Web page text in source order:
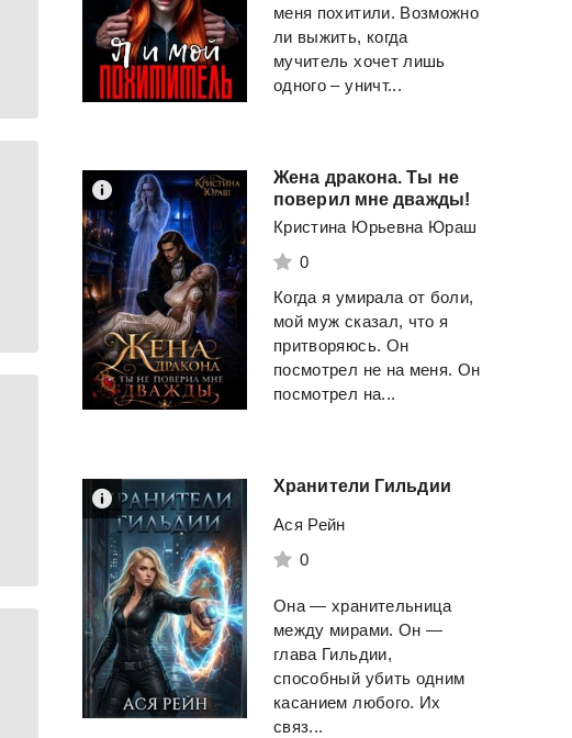
меня похитили. Возможно
ли выжить, когда
мучитель хочет лишь
одного – уничт...
Жена дракона. Ты не
поверил мне дважды!
Кристина Юрьевна Юраш
0
Когда я умирала от боли,
мой муж сказал, что я
притворяюсь. Он
посмотрел не на меня. Он
посмотрел на...
Хранители Гильдии
Ася Рейн
0
Она — хранительница
между мирами. Он —
глава Гильдии,
способный убить одним
касанием любого. Их
связ...